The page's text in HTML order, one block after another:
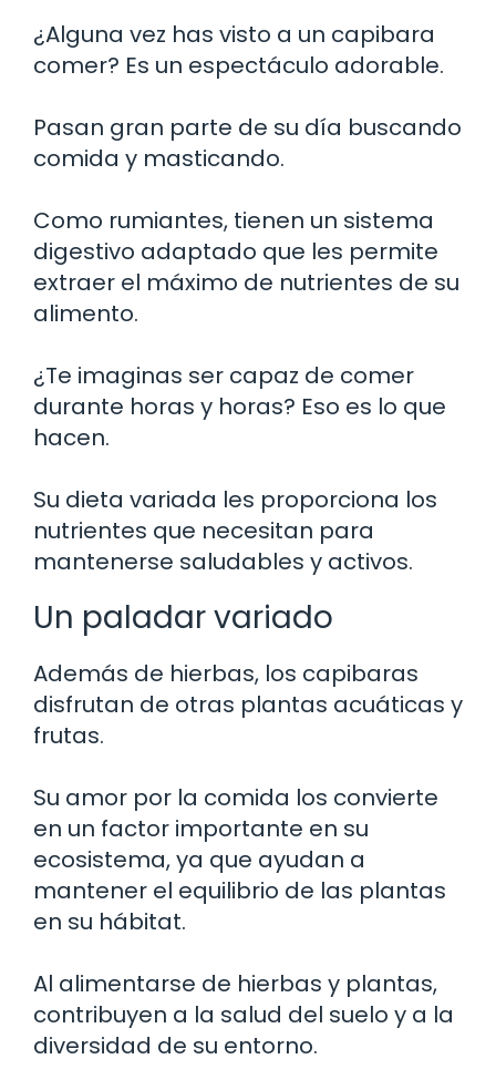
¿Alguna vez has visto a un capibara
comer? Es un espectáculo adorable.
Pasan gran parte de su día buscando
comida y masticando.
Como rumiantes, tienen un sistema
digestivo adaptado que les permite
extraer el máximo de nutrientes de su
alimento.
¿Te imaginas ser capaz de comer
durante horas y horas? Eso es lo que
hacen.
Su dieta variada les proporciona los
nutrientes que necesitan para
mantenerse saludables y activos.
Un paladar variado
Además de hierbas, los capibaras
disfrutan de otras plantas acuáticas y
frutas.
Su amor por la comida los convierte
en un factor importante en su
ecosistema, ya que ayudan a
mantener el equilibrio de las plantas
en su hábitat.
Al alimentarse de hierbas y plantas,
contribuyen a la salud del suelo y a la
diversidad de su entorno.